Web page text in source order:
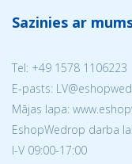
Sazinies ar
Tel: +49 1578 1106223
E-pasts:
Mājas lapa:
EshopWedrop darba
I-V 09:00-17:00